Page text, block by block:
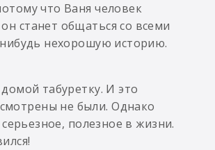
что Ваня человек
станет общаться со всеми
нехорошую историю.
табуретку. И это
не были. Однако
полезное в жизни.